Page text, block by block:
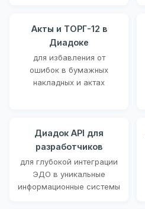
Акты и ТОРГ-12 в
Диадоке
для избавления от
ошибок в бумажных
накладных и актах
Диадок API для
разработчиков
для глубокой интеграции
ЭДО в уникальные
информационные системы